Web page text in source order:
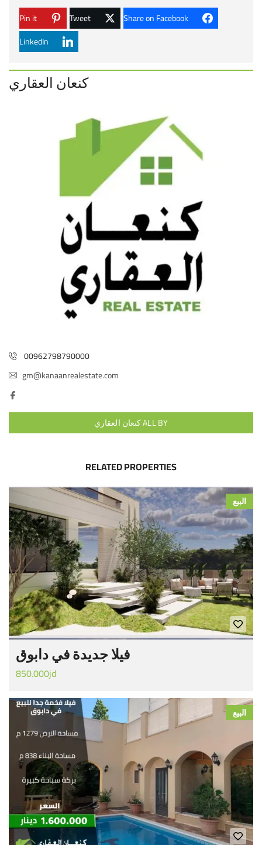
Share on Facebook
Tweet
Pin it
LinkedIn
كنعان العقاري
00962798790000
gm@kanaanrealestate.com
ALL BY كنعان العقاري
RELATED PROPERTIES
البيع
فيلا جديدة في دابوق
850.000jd
البيع